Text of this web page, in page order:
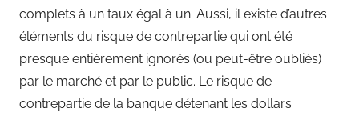
complets à un taux égal à un. Aussi, il existe d’autres
éléments du risque de contrepartie qui ont été
presque entièrement ignorés (ou peut-être oubliés)
par le marché et par le public. Le risque de
contrepartie de la banque détenant les dollars